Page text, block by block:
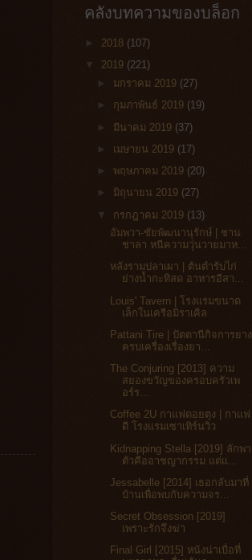
คลังบทความของบล็อก
► 2018 (107)
▼ 2019 (221)
► มกราคม 2019 (27)
► กุมภาพันธ์ 2019 (19)
► มีนาคม 2019 (37)
► เมษายน 2019 (17)
►พฤษภาคม 2019 (20)
► มิถุนายน 2019 (27)
▼ กรกฎาคม 2019 (13)
อัมพวา-ชัยพัฒนานุรักษ์ | ชาน
ชาลา หนีความวุ่นวายมาห...
หลังรามปลาเผา | ต้นตำรับไก่
ย่างน้ำกะทิสด อาหารอีสา...
Louis' Tavern | โรงแรมขนาด
เล็กในเครือมิราเคิล
Pattani Tire | ปัตตานีกิจการยาง
ครบเครื่องเรื่องยา...
The Conjuring [2013] ความ
สยองขวัญของครอบครัวเพ
อร์ร...
Coffee 2U กาแฟดอยตุง | กาแฟ
ดี โรงแรมเซาเทิร์นวิว
Kidnapping Stella [2019] ลักพา
ตัวคืออาชญากรรม แต่แ...
Jessabelle [2014] เธอกลับมาที่
บ้านเพื่อพบกับความจร...
Secret Obsession [2019]
เพราะรักจึงฆ่า
Final Girl [2015] หนังน่าเบื่อที่